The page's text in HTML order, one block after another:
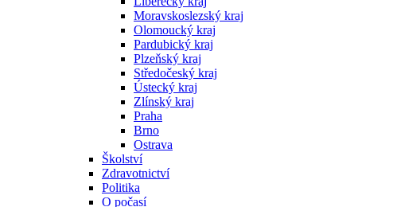
Moravskoslezský kraj
Olomoucký kraj
Pardubický kraj
Plzeňský kraj
Středočeský kraj
Ústecký kraj
Zlínský kraj
Praha
Brno
Ostrava
Školství
Zdravotnictví
Politika
O počasí